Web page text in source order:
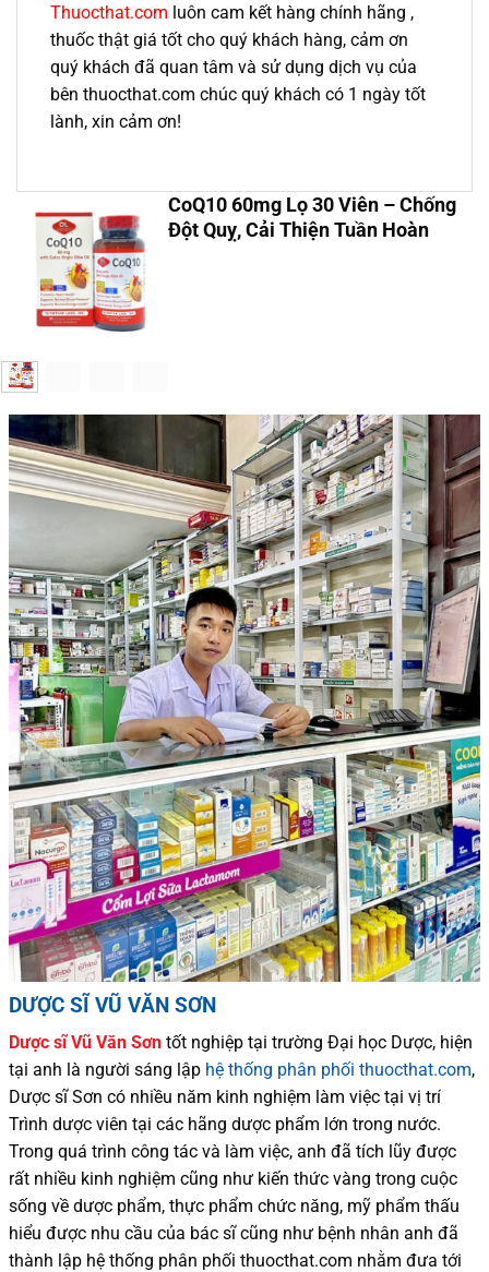
Thuocthat.com luôn cam kết hàng chính hãng ,
thuốc thật giá tốt cho quý khách hàng, cảm ơn
quý khách đã quan tâm và sử dụng dịch vụ của
bên thuocthat.com chúc quý khách có 1 ngày tốt
lành, xin cảm ơn!
CoQ10 60mg Lọ 30 Viên – Chống
Đột Quỵ, Cải Thiện Tuần Hoàn
DƯỢC SĨ VŨ VĂN SƠN
Dược sĩVũ Văn Sơn tốt nghiệp tại trường Đại học Dược, hiện
tại anh là người sáng lập hệ thống phân phối thuocthat.com,
Dược sĩSơn có nhiều năm kinh nghiệm làm việc tại vị trí
Trình dược viên tại các hãng dược phẩm lớn trong nước.
Trong quá trình công tác và làm việc, anh đã tích lũy được
rất nhiều kinh nghiệm cũng như kiến thức vàng trong cuộc
sống về dược phẩm, thực phẩm chức năng, mỹ phẩm thấu
hiểu được nhu cầu của bác sĩcũng như bệnh nhân anh đã
thành lập hệ thống phân phối thuocthat.com nhằm đưa tới